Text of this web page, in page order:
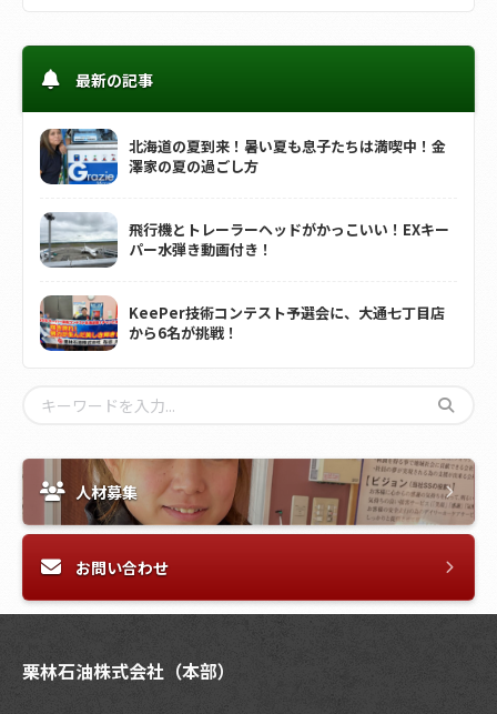
最新の記事
北海道の夏到来！暑い夏も息子たちは満喫中！金
澤家の夏の過ごし方
飛行機とトレーラーヘッドがかっこいい！EXキー
パー水弾き動画付き！
KeePer技術コンテスト予選会に、大通七丁目店
から6名が挑戦！
人材募集
お問い合わせ
栗林石油株式会社（本部）